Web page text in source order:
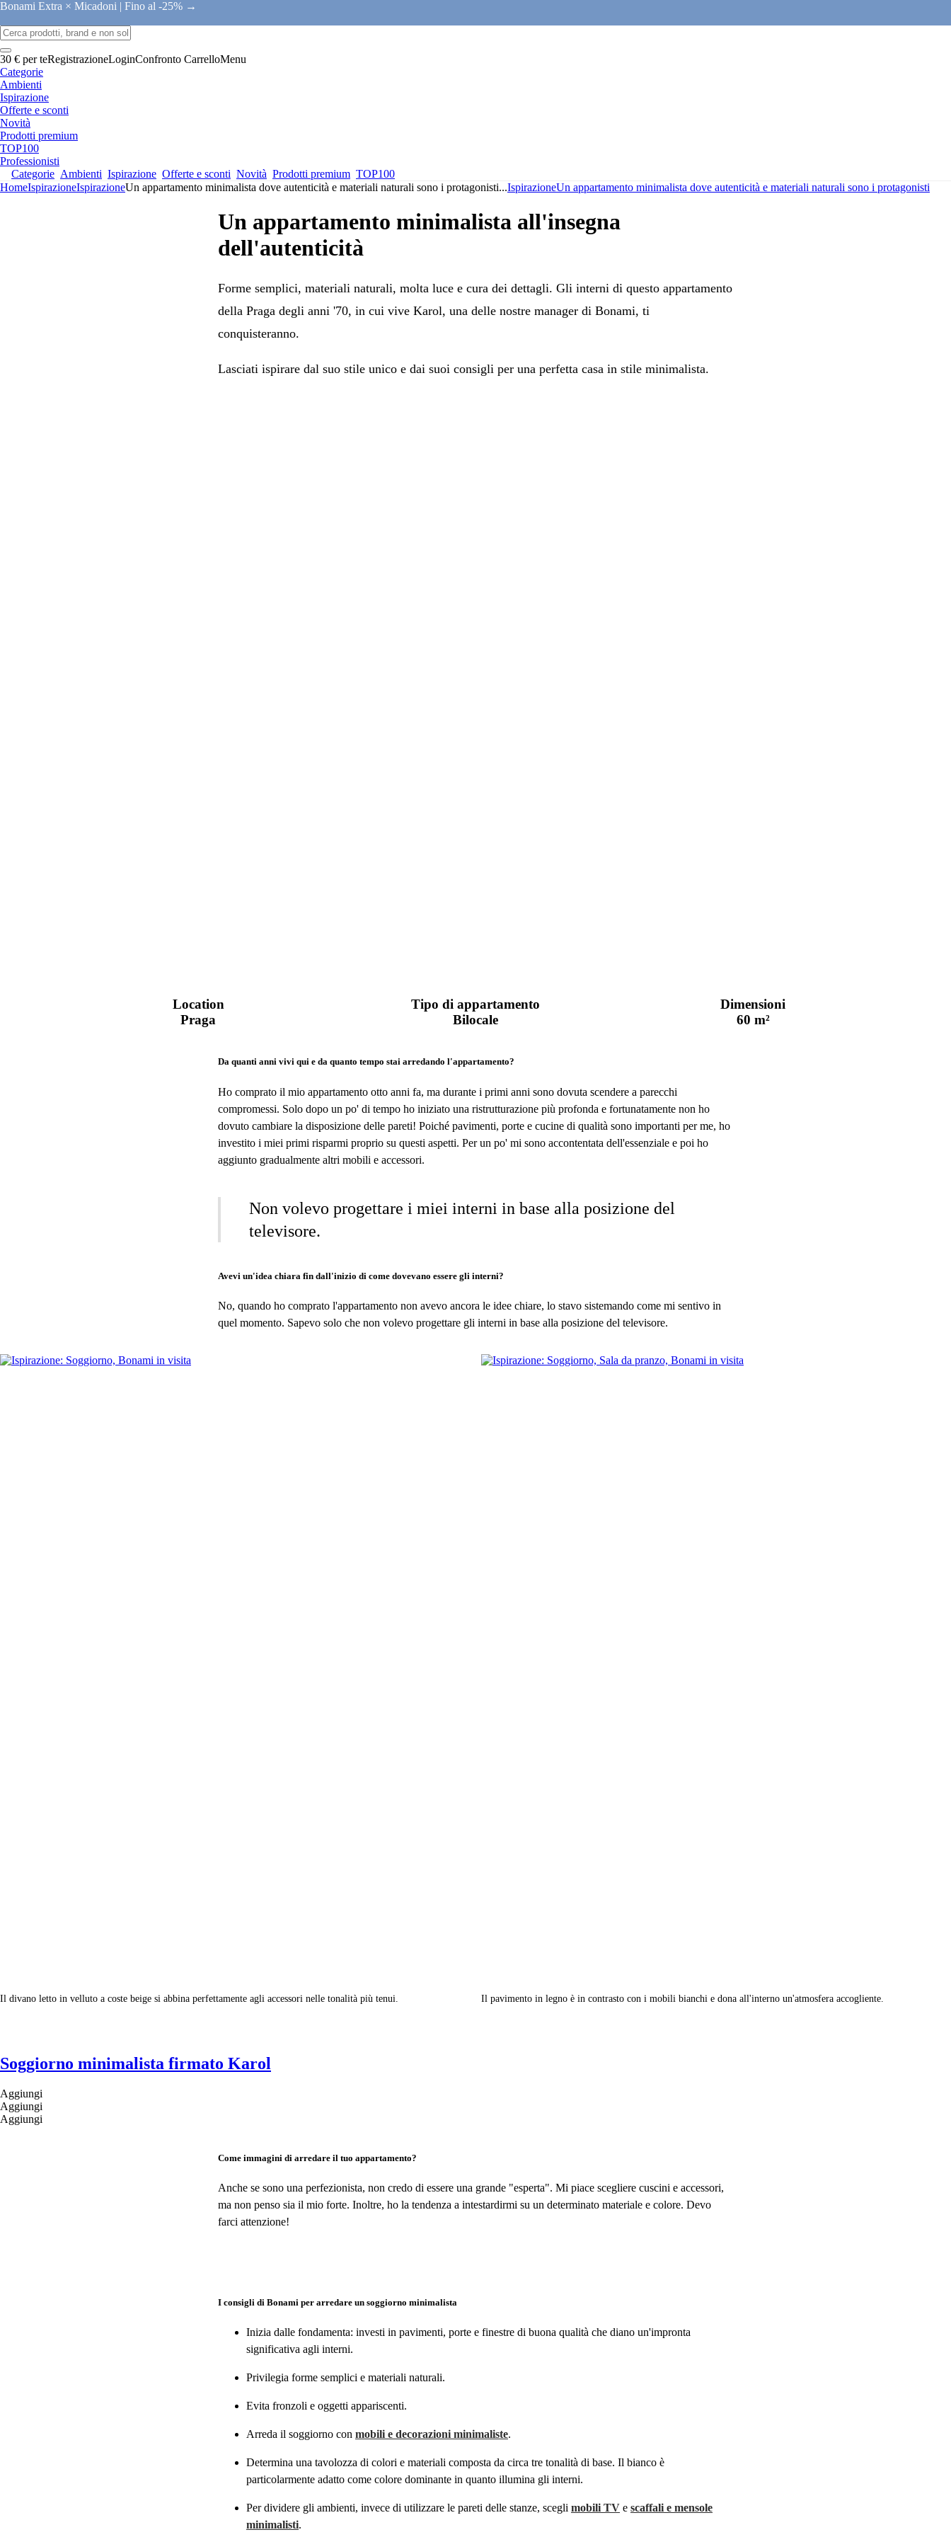
Bonami Extra × Micadoni | Fino al -25% →
30 € per teRegistrazioneLoginConfronto CarrelloMenu
Categorie
Ambienti
Ispirazione
Offerte e sconti
Novità
Prodotti premium
TOP100
Professionisti
Categorie Ambienti Ispirazione Offerte e sconti Novità Prodotti premium TOP100
HomeIspirazioneIspirazioneUn appartamento minimalista dove autenticità e materiali naturali sono i protagonisti...IspirazioneUn appartamento minimalista dove autenticità e materiali naturali sono i protagonisti
Un appartamento minimalista all'insegna
dell'autenticità
Forme semplici, materiali naturali, molta luce e cura dei dettagli. Gli interni di questo appartamento
della Praga degli anni '70, in cui vive Karol, una delle nostre manager di Bonami, ti
conquisteranno.
Lasciati ispirare dal suo stile unico e dai suoi consigli per una perfetta casa in stile minimalista.
Location
Praga
Tipo di appartamento
Bilocale
Dimensioni
60 m²
Da quanti anni vivi qui e da quanto tempo stai arredando l'appartamento?
Ho comprato il mio appartamento otto anni fa, ma durante i primi anni sono dovuta scendere a parecchi
compromessi. Solo dopo un po' di tempo ho iniziato una ristrutturazione più profonda e fortunatamente non ho
dovuto cambiare la disposizione delle pareti! Poiché pavimenti, porte e cucine di qualità sono importanti per me, ho
investito i miei primi risparmi proprio su questi aspetti. Per un po' mi sono accontentata dell'essenziale e poi ho
aggiunto gradualmente altri mobili e accessori.
Non volevo progettare i miei interni in base alla posizione del
televisore.
Avevi un'idea chiara fin dall'inizio di come dovevano essere gli interni?
No, quando ho comprato l'appartamento non avevo ancora le idee chiare, lo stavo sistemando come mi sentivo in
quel momento. Sapevo solo che non volevo progettare gli interni in base alla posizione del televisore.
Il divano letto in velluto a coste beige si abbina perfettamente agli accessori nelle tonalità più tenui. Il pavimento in legno è in contrasto con i mobili bianchi e dona all'interno un'atmosfera accogliente.
Soggiorno minimalista firmato Karol
Aggiungi
Aggiungi
Aggiungi
Come immagini di arredare il tuo appartamento?
Anche se sono una perfezionista, non credo di essere una grande "esperta". Mi piace scegliere cuscini e accessori,
ma non penso sia il mio forte. Inoltre, ho la tendenza a intestardirmi su un determinato materiale e colore. Devo
farci attenzione!
I consigli di Bonami per arredare un soggiorno minimalista
Inizia dalle fondamenta: investi in pavimenti, porte e finestre di buona qualità che diano un'impronta
significativa agli interni.
Privilegia forme semplici e materiali naturali.
Evita fronzoli e oggetti appariscenti.
Arreda il soggiorno con mobili e decorazioni minimaliste.
Determina una tavolozza di colori e materiali composta da circa tre tonalità di base. Il bianco è
particolarmente adatto come colore dominante in quanto illumina gli interni.
Per dividere gli ambienti, invece di utilizzare le pareti delle stanze, scegli mobili TV e scaffali e mensole
minimalisti.